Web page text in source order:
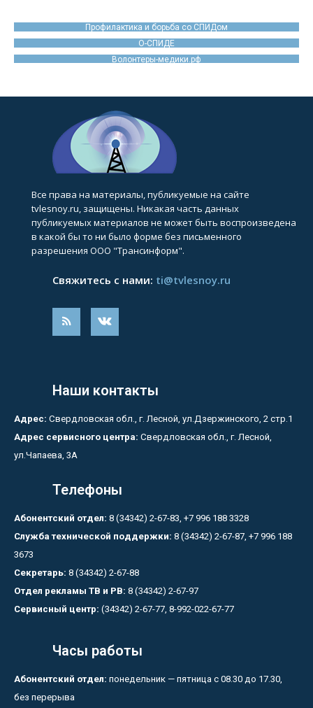
Профилактика и борьба со СПИДом
О-СПИДЕ
Волонтеры-медики.рф
Все права на материалы, публикуемые на сайте
tvlesnoy.ru, защищены. Никакая часть данных
публикуемых материалов не может быть воспроизведена
в какой бы то ни было форме без письменного
разрешения ООО "Трансинформ".
Свяжитесь с нами: ti@tvlesnoy.ru
Наши контакты
Адрес: Свердловская обл., г. Лесной, ул.Дзержинского, 2 стр.1
Адрес сервисного центра: Свердловская обл., г. Лесной,
ул.Чапаева, 3А
Телефоны
Абонентский отдел: 8 (34342) 2-67-83, +7 996 188 3328
Служба технической поддержки: 8 (34342) 2-67-87, +7 996 188
3673
Секретарь: 8 (34342) 2-67-88
Отдел рекламы ТВ и РВ: 8 (34342) 2-67-97
Сервисный центр: (34342) 2-67-77, 8-992-022-67-77
Часы работы
Абонентский отдел: понедельник — пятница с 08.30 до 17.30,
без перерыва